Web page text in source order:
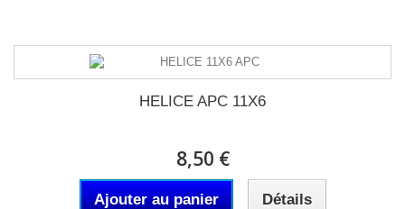
HELICE APC 11X6
8,50 €
Ajouter au panier Détails